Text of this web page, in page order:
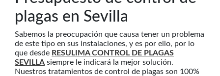
plagas en Sevilla
Sabemos la preocupación que causa tener un problema
de este tipo en sus instalaciones, y es por ello, por lo
que desde RESULIMA CONTROL DE PLAGAS
SEVILLA siempre le indicará la mejor solución.
Nuestros tratamientos de control de plagas son 100%